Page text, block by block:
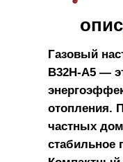
Газовый
B32Н-A5 —
отопления.
частных
стабильное